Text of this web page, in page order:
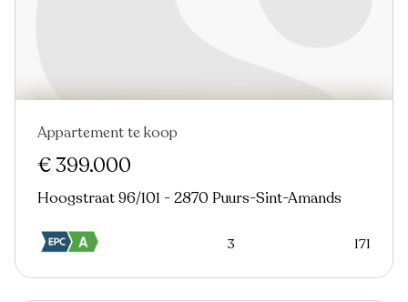
Nieuw
Appartement te koop
€ 399.000
Hoogstraat 96/101 - 2870 Puurs-Sint-Amands
3 171